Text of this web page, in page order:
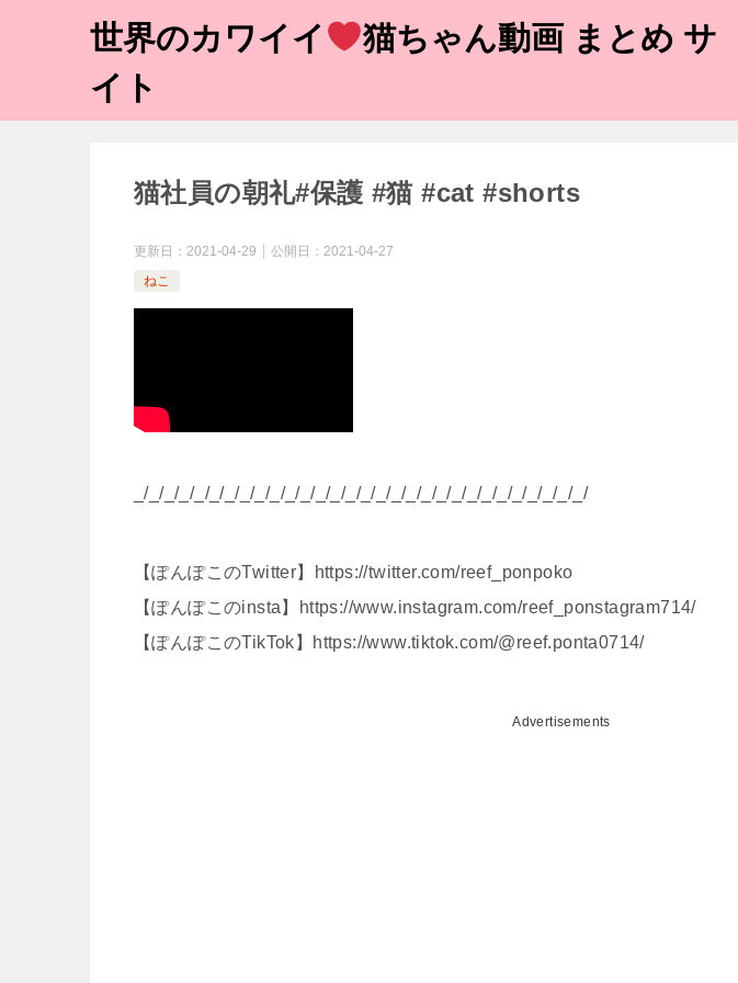
世界のカワイイ
猫ちゃん動画 まとめ サ
イト
猫社員の朝礼#保護 #猫 #cat #shorts
更新日： 2021-04-29 公開日： 2021-04-27
ねこ
_/_/_/_/_/_/_/_/_/_/_/_/_/_/_/_/_/_/_/_/_/_/_/_/_/_/_/_/_/_/
【ぽんぽこのTwitter】https://twitter.com/reef_ponpoko
【ぽんぽこのinsta】https://www.instagram.com/reef_ponstagram714/
【ぽんぽこのTikTok】https://www.tiktok.com/@reef.ponta0714/
Advertisements